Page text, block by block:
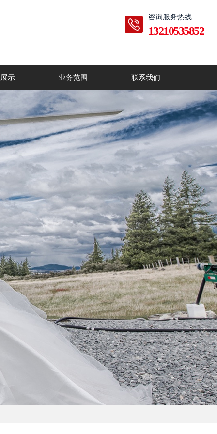
咨询服务热线
13210535852
示 业务范围 联系我们